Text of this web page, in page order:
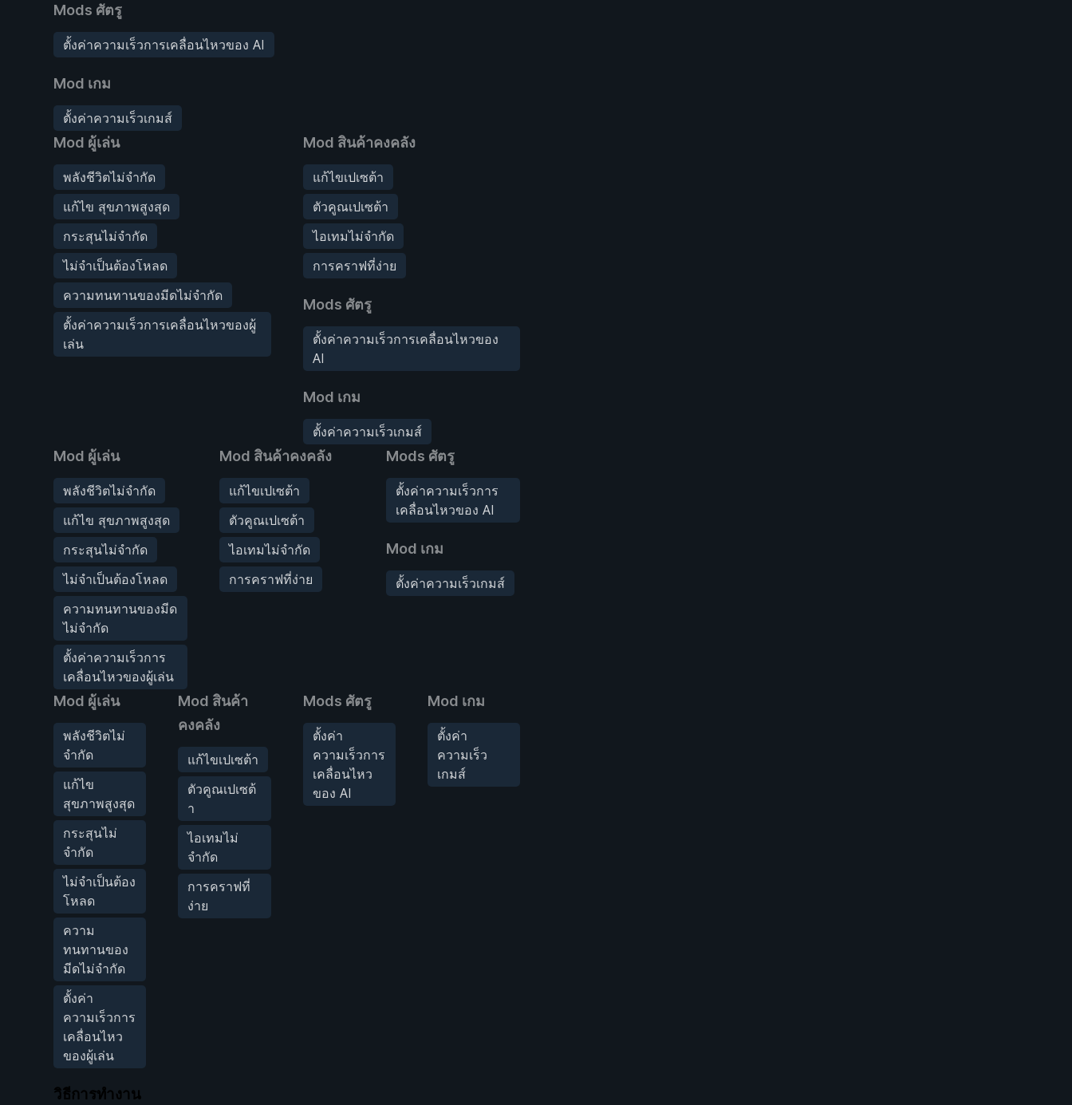
Mods ศัตรู
ตั้งค่าความเร็วการเคลื่อนไหวของ AI
Mod เกม
ตั้งค่าความเร็วเกมส์
Mod ผู้เล่น
พลังชีวิตไม่จำกัด
แก้ไข สุขภาพสูงสุด
กระสุนไม่จำกัด
ไม่จำเป็นต้องโหลด
ความทนทานของมีดไม่จำกัด
ตั้งค่าความเร็วการเคลื่อนไหวของผู้
เล่น
Mod สินค้าคงคลัง
แก้ไขเปเซต้า
ตัวคูณเปเซต้า
ไอเทมไม่จำกัด
การคราฟที่ง่าย
Mods ศัตรู
ตั้งค่าความเร็วการเคลื่อนไหวของ
AI
Mod เกม
ตั้งค่าความเร็วเกมส์
Mod ผู้เล่น
พลังชีวิตไม่จำกัด
แก้ไข สุขภาพสูงสุด
กระสุนไม่จำกัด
ไม่จำเป็นต้องโหลด
ความทนทานของมีด
ไม่จำกัด
ตั้งค่าความเร็วการ
เคลื่อนไหวของผู้เล่น
Mod สินค้าคงคลัง
แก้ไขเปเซต้า
ตัวคูณเปเซต้า
ไอเทมไม่จำกัด
การคราฟที่ง่าย
Mods ศัตรู
ตั้งค่าความเร็วการ
เคลื่อนไหวของ AI
Mod เกม
ตั้งค่าความเร็วเกมส์
Mod ผู้เล่น
พลังชีวิตไม่
จำกัด
แก้ไข
สุขภาพสูงสุด
กระสุนไม่
จำกัด
ไม่จำเป็นต้อง
โหลด
ความ
ทนทานของ
มีดไม่จำกัด
ตั้งค่า
ความเร็วการ
เคลื่อนไหว
ของผู้เล่น
Mod สินค้า
คงคลัง
แก้ไขเปเซต้า
ตัวคูณเปเซต้
า
ไอเทมไม่
จำกัด
การคราฟที่
ง่าย
Mods ศัตรู
ตั้งค่า
ความเร็วการ
เคลื่อนไหว
ของ AI
Mod เกม
ตั้งค่า
ความเร็ว
เกมส์
วิธีการทำงาน